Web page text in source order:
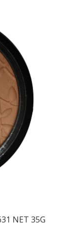
NET 35G